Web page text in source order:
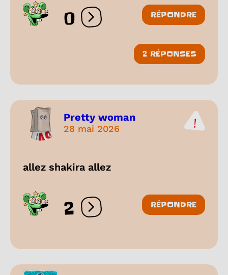
0 Ouvrir les réactions
RÉPONDRE
2 RÉPONSES
Pretty woman
28 mai 2026
allez shakira allez
2 Ouvrir les réactions
RÉPONDRE